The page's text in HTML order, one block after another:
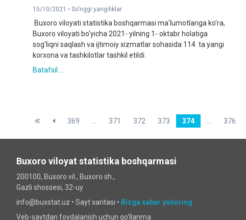
15/10/2021 • So'nggi yangiliklar
Buxoro viloyati statistika boshqarmasi ma'lumotlariga ko'ra,
Buxoro viloyati bo'yicha 2021- yilning 1- oktabr holatiga
sog'liqni saqlash va ijtimoiy xizmatlar sohasida 114 ta yangi
korxona va tashkilotlar tashkil etildi.
Batafsil ...
369 371 372 373 374 376
Buxoro viloyat statistika boshqarmasi
200100, Buxoro vil., Buxoro sh.,
Gazli shossesi, 32-uy
info@buxstat.uz • Sayt xaritasi • Bizga xabar yuboring
Veb-saytdan foydalanish uchun qo'llanma